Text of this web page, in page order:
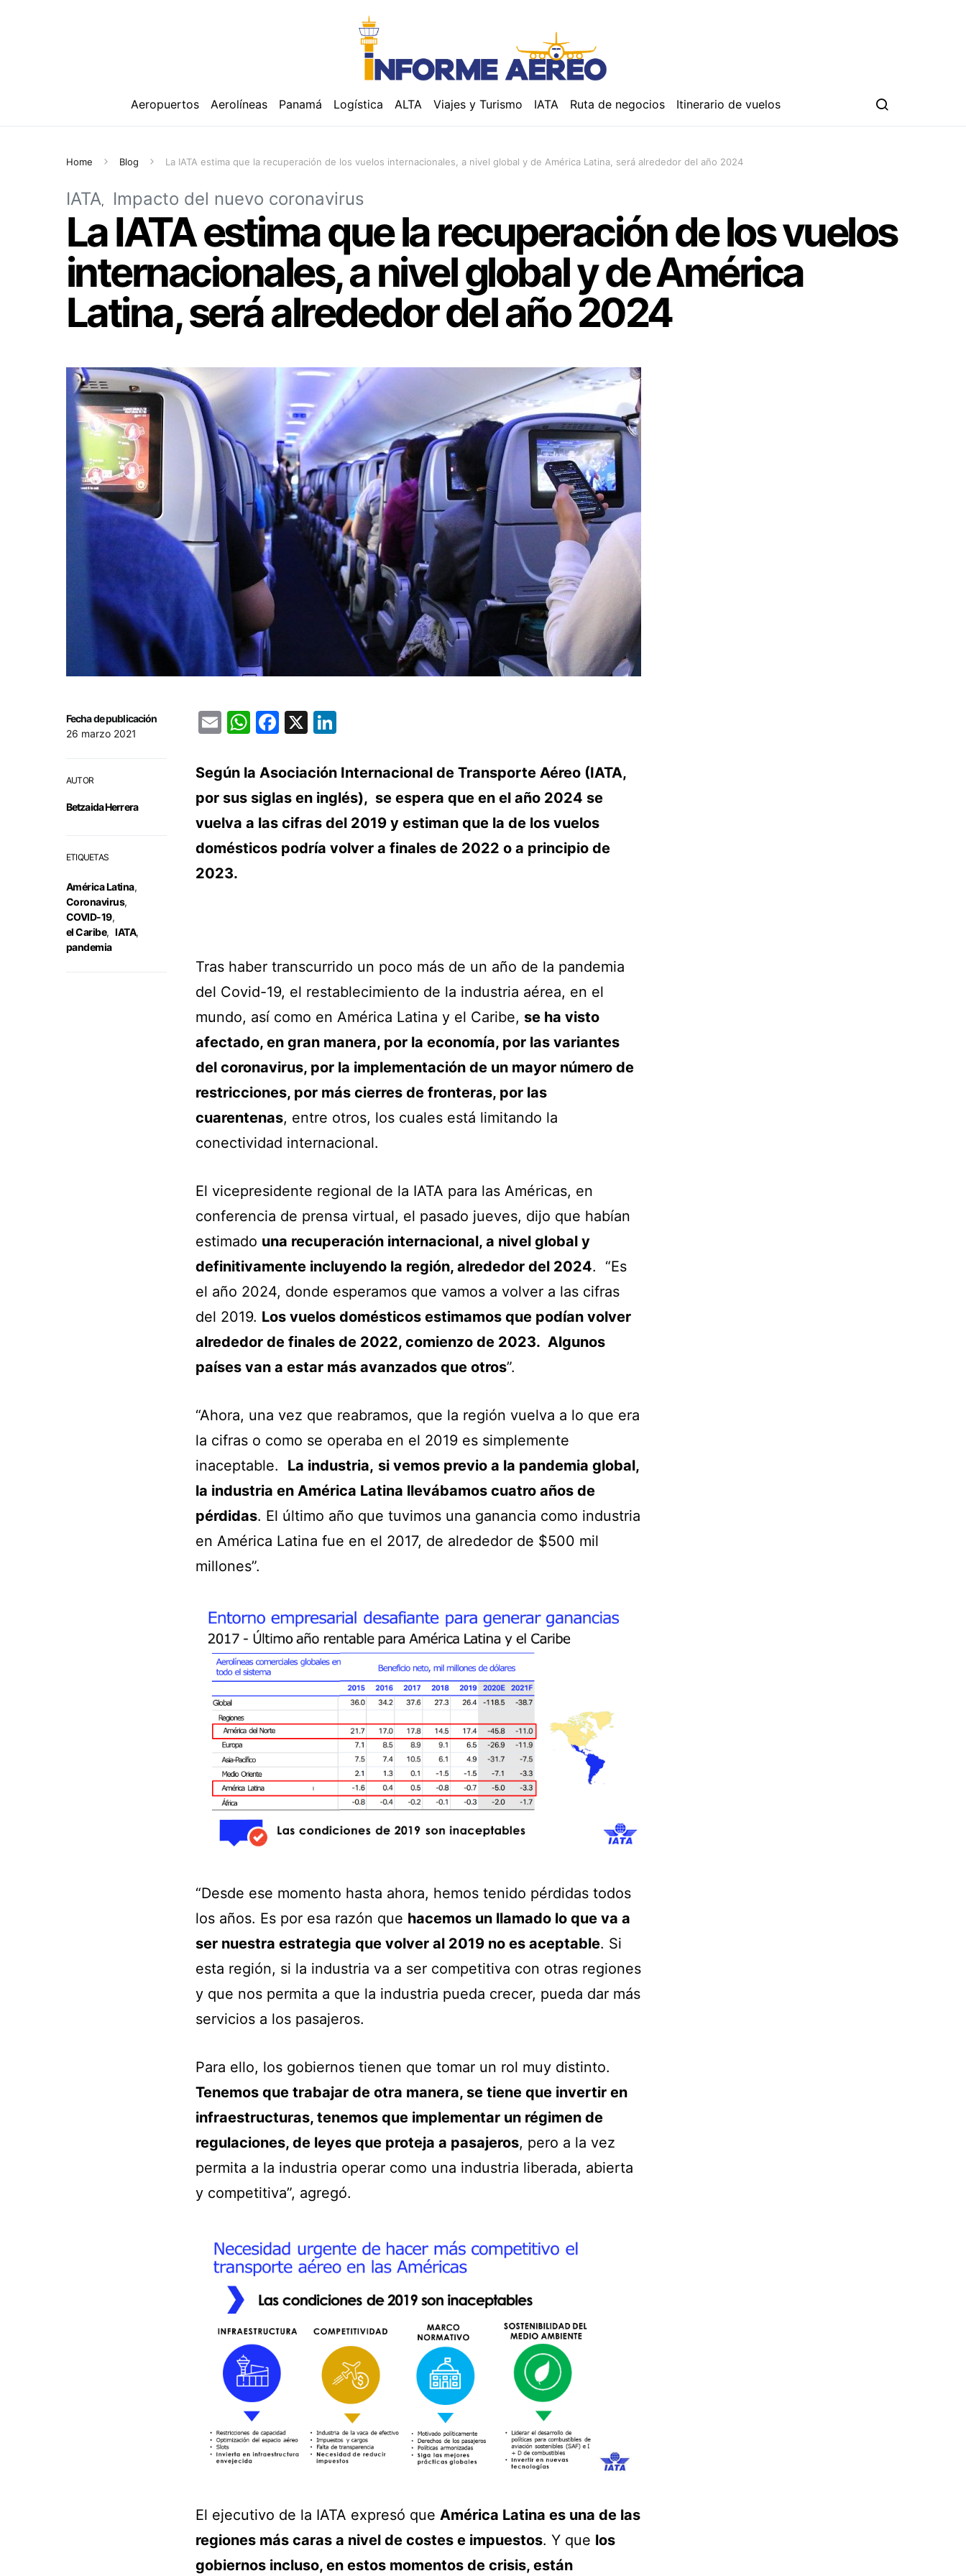
Aeropuertos Aerolíneas Panamá Logística ALTA Viajes y Turismo IATA Ruta de negocios Itinerario de vuelos
Home Blog La IATA estima que la recuperación de los vuelos internacionales, a nivel global y de América Latina, será alrededor del año 2024
IATA Impacto del nuevo coronavirus
La IATA estima que la recuperación de los vuelos
internacionales, a nivel global y de América
Latina, será alrededor del año 2024
Fecha de publicación
26 marzo 2021
AUTOR
Betzaida Herrera
ETIQUETAS
América Latina,
Coronavirus,
COVID-19,
el Caribe, IATA,
pandemia
EmailWhatsApp
Facebook
X
Según la Asociación Internacional de Transporte Aéreo (IATA,
por sus siglas en inglés), se espera que en el año 2024 se
vuelva a las cifras del 2019 y estiman que la de los vuelos
domésticos podría volver a finales de 2022 o a principio de
2023.
Tras haber transcurrido un poco más de un año de la pandemia
del Covid-19, el restablecimiento de la industria aérea, en el
mundo, así como en América Latina y el Caribe, se ha visto
afectado, en gran manera, por la economía, por las variantes
del coronavirus, por la implementación de un mayor número de
restricciones, por más cierres de fronteras, por las
cuarentenas, entre otros, los cuales está limitando la
conectividad internacional.
El vicepresidente regional de la IATA para las Américas, en
conferencia de prensa virtual, el pasado jueves, dijo que habían
estimado una recuperación internacional, a nivel global y
definitivamente incluyendo la región, alrededor del 2024. “Es
el año 2024, donde esperamos que vamos a volver a las cifras
del 2019. Los vuelos domésticos estimamos que podían volver
alrededor de finales de 2022, comienzo de 2023. Algunos
países van a estar más avanzados que otros”.
“Ahora, una vez que reabramos, que la región vuelva a lo que era
la cifras o como se operaba en el 2019 es simplemente
inaceptable. La industria, si vemos previo a la pandemia global,
la industria en América Latina llevábamos cuatro años de
pérdidas. El último año que tuvimos una ganancia como industria
en América Latina fue en el 2017, de alrededor de $500 mil
millones”.
“Desde ese momento hasta ahora, hemos tenido pérdidas todos
los años. Es por esa razón que hacemos un llamado lo que va a
ser nuestra estrategia que volver al 2019 no es aceptable. Si
esta región, si la industria va a ser competitiva con otras regiones
y que nos permita a que la industria pueda crecer, pueda dar más
servicios a los pasajeros.
Para ello, los gobiernos tienen que tomar un rol muy distinto.
Tenemos que trabajar de otra manera, se tiene que invertir en
infraestructuras, tenemos que implementar un régimen de
regulaciones, de leyes que proteja a pasajeros, pero a la vez
permita a la industria operar como una industria liberada, abierta
y competitiva”, agregó.
El ejecutivo de la IATA expresó que América Latina es una de las
regiones más caras a nivel de costes e impuestos. Y que los
gobiernos incluso, en estos momentos de crisis, están